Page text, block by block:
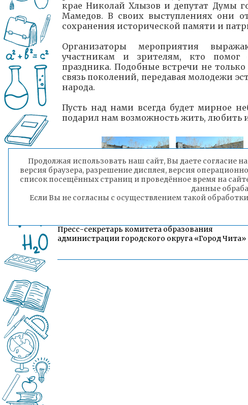
крае Николай Хлызов и депутат Думы
Мамедов. В своих выступлениях они
сохранения исторической памяти и
Организаторы мероприятия
участникам и зрителям, кто помог
праздника. Подобные встречи не
связь поколений, передавая молодежи
народа.
Пусть над нами всегда будет мирное
подарил нам возможность жить, любить
Пресс-секретарь комитета образования
администрации городского округа «Город Чита»
Продолжая использовать наш сайт, Вы даете согласие
версия браузера, разрешение дисплея, версия
список посещённых страниц и проведённое время на
данные
Если Вы не согласны с осуществлением такой